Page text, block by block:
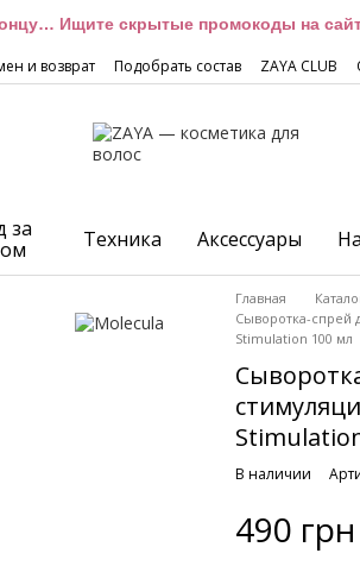
Ищите скрытые промокоды на
и возврат Подобрать состав ZAYA CLUB
за
Техника Аксессуары
Главная
Сыворотка-спрей
Stimulation 100 мл
В наличии
490 грн